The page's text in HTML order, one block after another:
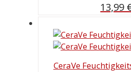
13,99
CeraVe